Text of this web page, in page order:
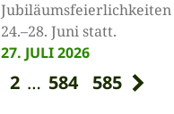
24.–28. Juni statt.
27. JULI 2026
2 … 584 585